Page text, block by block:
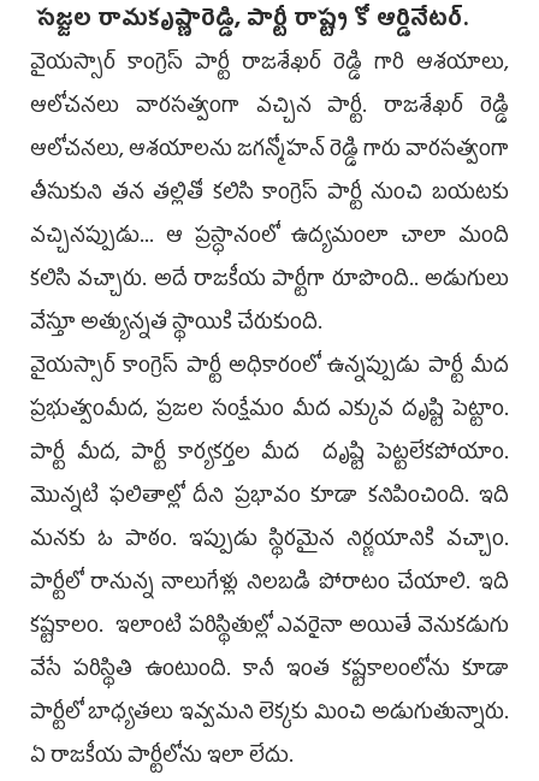
సజ్జల రామకృష్ణారెడ్డి, పార్టీ రాష్ట్ర కో ఆర్డినేటర్.
వైయస్సార్ కాంగ్రెస్ పార్టీ రాజశేఖర్ రెడ్డి గారి ఆశయాలు,
ఆలోచనలు వారసత్వంగా వచ్చిన పార్టీ. రాజశేఖర్ రెడ్డి
ఆలోచనలు, ఆశయాలను జగన్మోహన్ రెడ్డి గారు వారసత్వంగా
తీసుకుని తన తల్లితో కలిసి కాంగ్రెస్ పార్టీ నుంచి బయటకు
వచ్చినప్పుడు... ఆ ప్రస్ధానంలో ఉద్యమంలా చాలా మంది
కలిసి వచ్చారు. అదే రాజకీయ పార్టీగా రూపొంది.. అడుగులు
వేస్తూ అత్యున్నత స్థాయికి చేరుకుంది.
వైయస్సార్ కాంగ్రెస్ పార్టీ అధికారంలో ఉన్నప్పుడు పార్టీ మీద
ప్రభుత్వంమీద, ప్రజల సంక్షేమం మీద ఎక్కువ దృష్టి పెట్టాం.
పార్టీ మీద, పార్టీ కార్యకర్తల మీద దృష్టి పెట్టలేకపోయాం.
మొన్నటి ఫలితాల్లో దీని ప్రభావం కూడా కనిపించింది. ఇది
మనకు ఓ పాఠం. ఇప్పుడు స్థిరమైన నిర్ణయానికి వచ్చాం.
పార్టీలో రానున్న నాలుగేళ్లు నిలబడి పోరాటం చేయాలి. ఇది
కష్టకాలం. ఇలాంటి పరిస్థితుల్లో ఎవరైనా అయితే వెనుకడుగు
వేసే పరిస్థితి ఉంటుంది. కానీ ఇంత కష్టకాలంలోను కూడా
పార్టీలో బాధ్యతలు ఇవ్వమని లెక్కకు మించి అడుగుతున్నారు.
ఏ రాజకీయ పార్టీలోను ఇలా లేదు.